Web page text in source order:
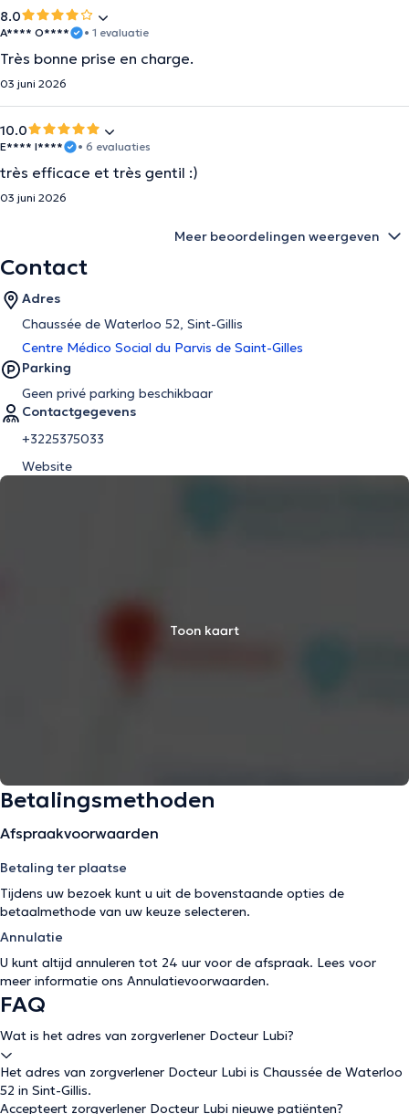
8.0
A**** O**** • 1 evaluatie
Très bonne prise en charge.
03 juni 2026
10.0
E**** I**** • 6 evaluaties
très efficace et très gentil :)
03 juni 2026
Meer beoordelingen weergeven
Contact
Adres
Chaussée de Waterloo 52, Sint-Gillis
Centre Médico Social du Parvis de Saint-Gilles
Parking
Geen privé parking beschikbaar
Contactgegevens
+3225375033
Website
Toon kaart
Betalingsmethoden
Afspraakvoorwaarden
Betaling ter plaatse
Tijdens uw bezoek kunt u uit de bovenstaande opties de
betaalmethode van uw keuze selecteren.
Annulatie
U kunt altijd annuleren tot 24 uur voor de afspraak. Lees voor
meer informatie ons Annulatievoorwaarden.
FAQ
Wat is het adres van zorgverlener Docteur Lubi?
Het adres van zorgverlener Docteur Lubi is Chaussée de Waterloo
52 in Sint-Gillis.
Accepteert zorgverlener Docteur Lubi nieuwe patiënten?